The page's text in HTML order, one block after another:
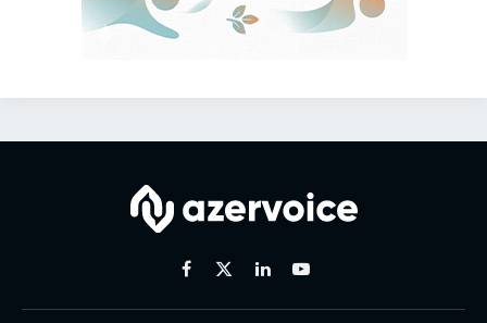
Facebook
X
LinkedinYoutube